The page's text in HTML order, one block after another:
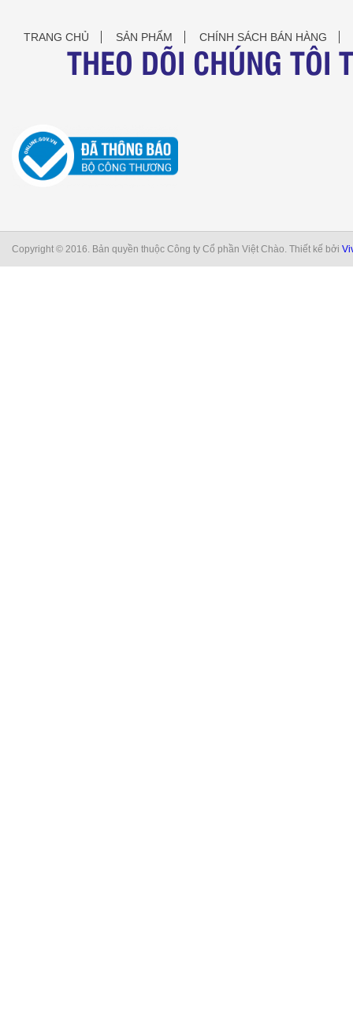
TRANG CHỦ SẢN PHẨM CHÍNH SÁCH BÁN HÀNG
THEO DÕI CHÚNG TÔI
Copyright © 2016. Bản quyền thuộc Công ty Cổ phần Việt Chào. Thiết kế bởi